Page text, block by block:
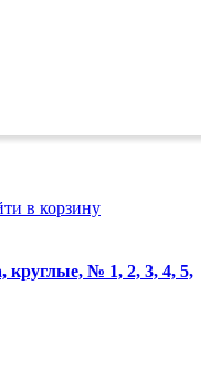
в корзину
круглые, № 1, 2, 3, 4, 5,